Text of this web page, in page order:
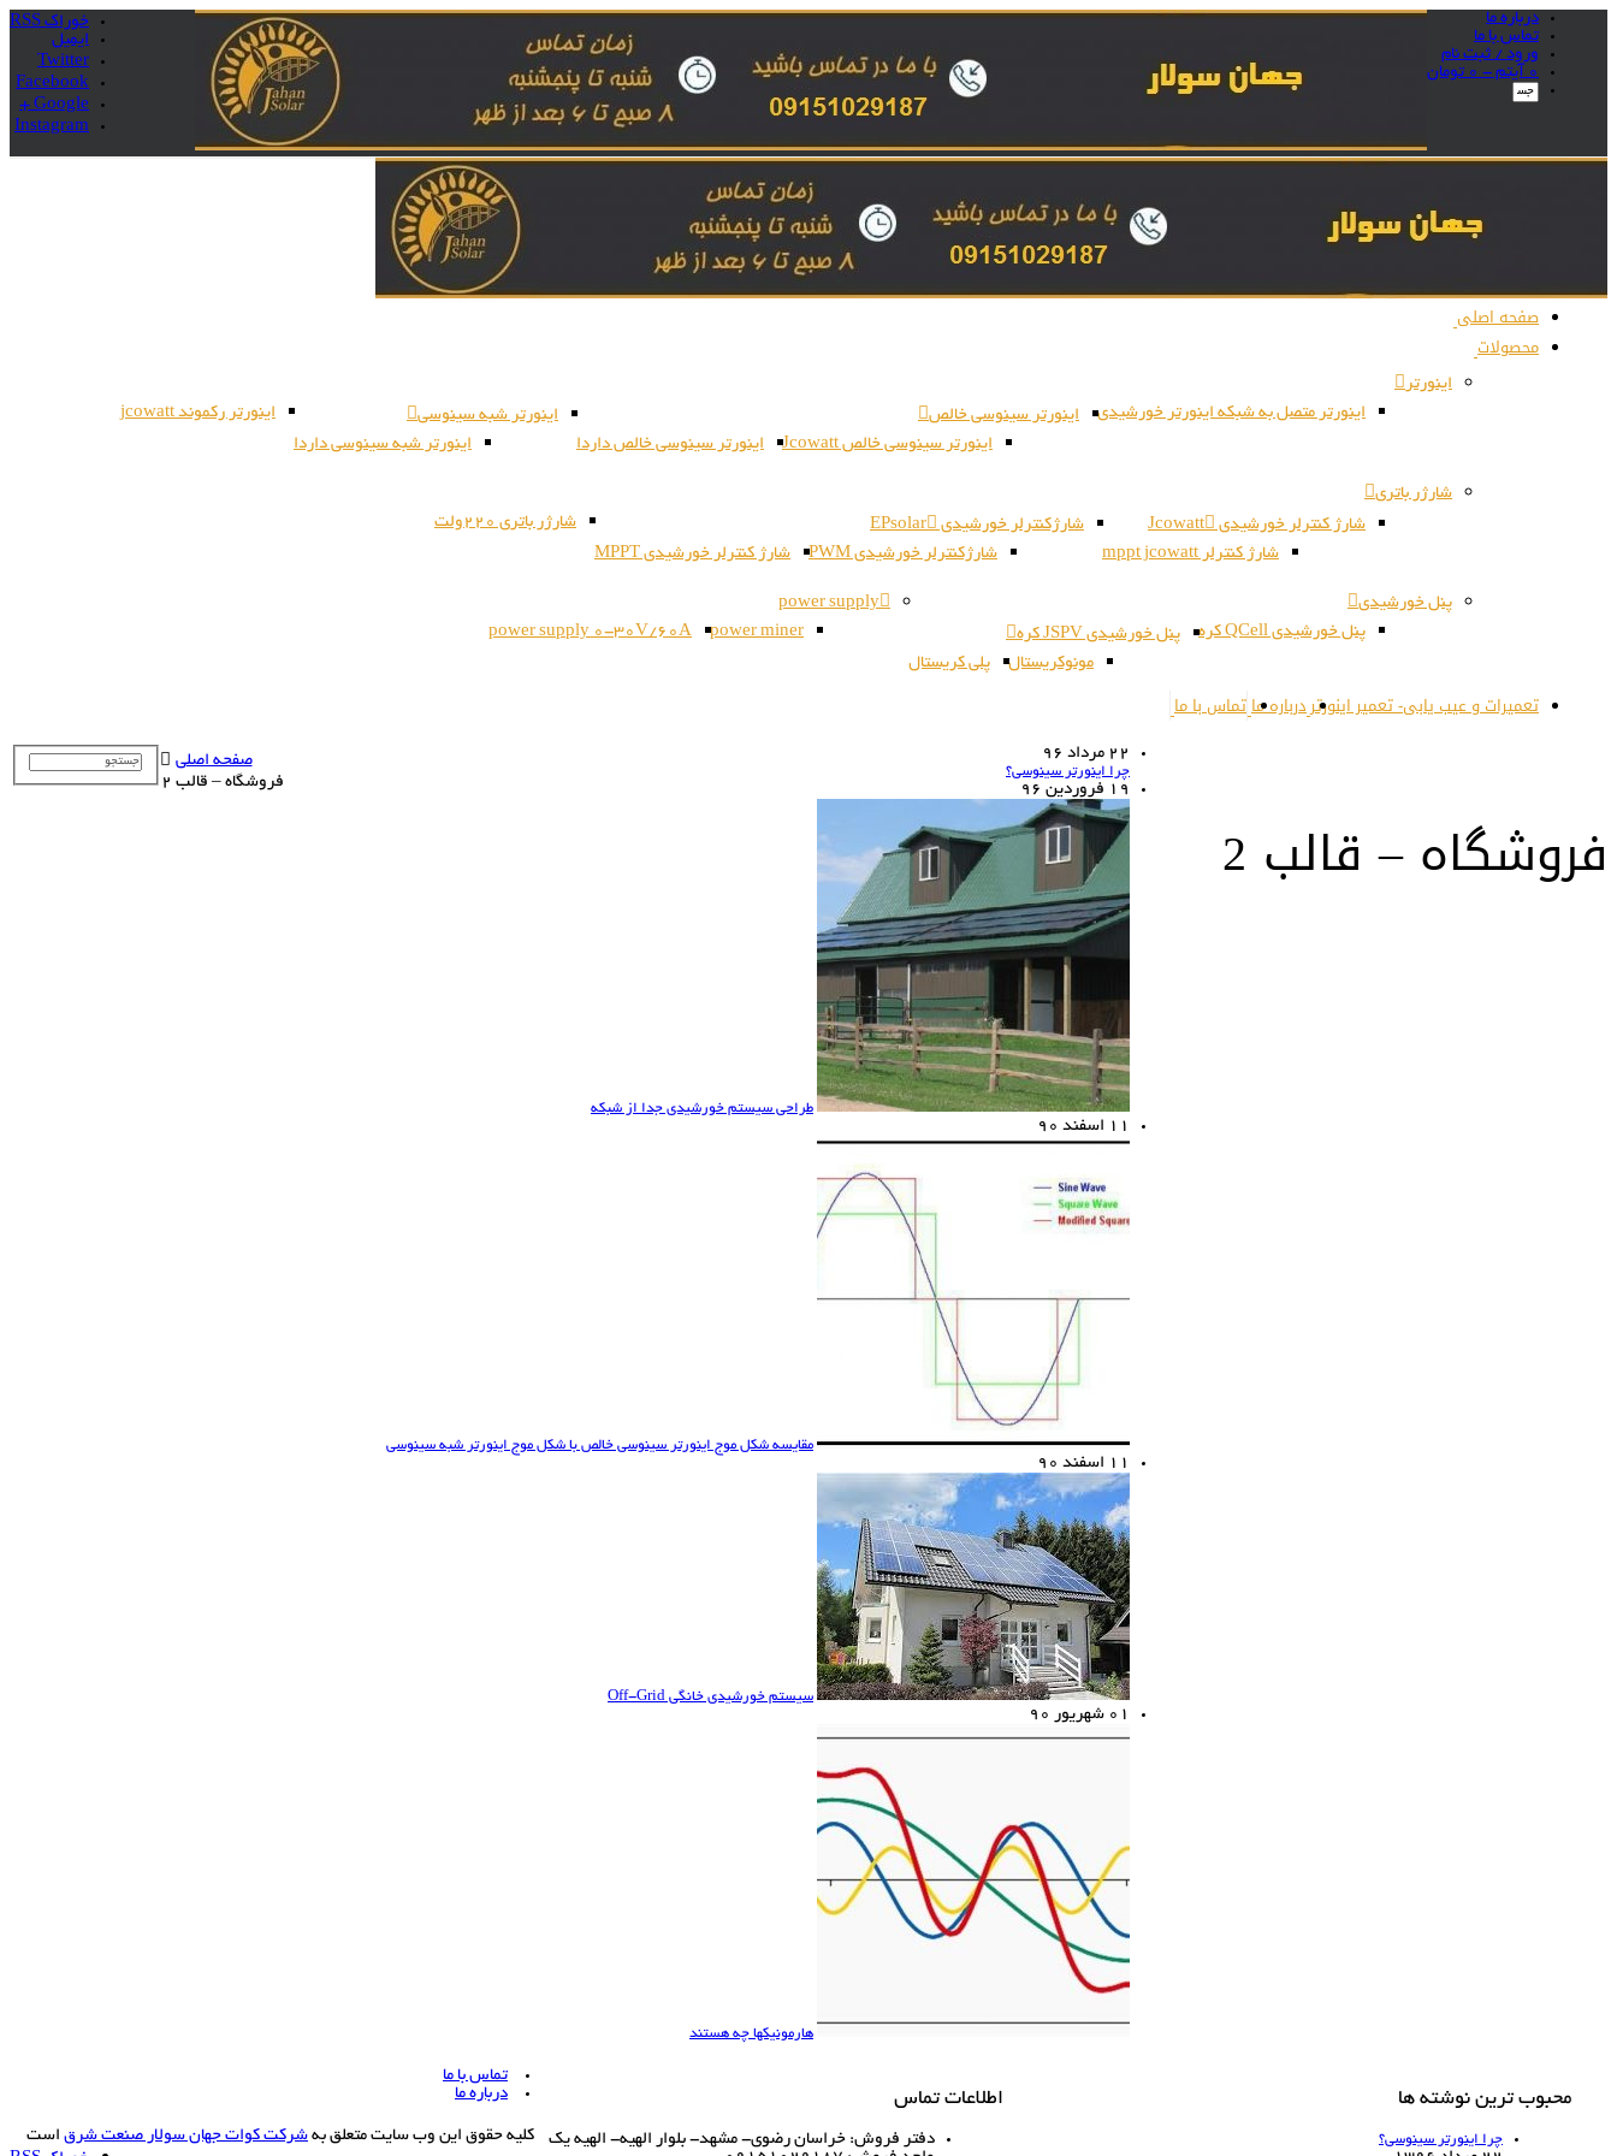
درباره ما
تماس با ما
ورود / ثبت نام
0 آیتم -
0 تومان
خوراک RSS
ایمیل
Twitter
Facebook
Google +
Instagram
صفحه اصلی
محصولات
اینورتر
اینورتر متصل به شبکه اینورتر خورشیدی
اینورتر سینوسی خالص
اینورتر سینوسی خالص Jcowatt
اینورتر سینوسی خالص داردا
اینورتر شبه سینوسی
اینورتر شبه سینوسی داردا
اینورتر رکموند jcowatt
شارژر باتری
شارژ کنترلر خورشیدی Jcowatt
شارژ کنترلر mppt jcowatt
شارژکنترلر خورشیدی EPsolar
شارژکنترلر خورشیدی PWM
شارژ کنترلر خورشیدی MPPT
شارژر باتری 220ولت
پنل خورشیدی
پنل خورشیدی QCell کره
پنل خورشیدی JSPV کره
مونوکریستال
پلی کریستال
power supply
power miner
power supply 0-30V/60A
تعمیرات و عیب یابی- تعمیر اینورتردرباره ماتماس با ما
فروشگاه – قالب 2
صفحه اصلی
فروشگاه – قالب 2
22 مرداد 96
چرا اینورتر سینوسی؟
19 فروردین 96
طراحی سیستم خورشیدی جدا از شبکه
11 اسفند 90
مقایسه شکل موج اینورتر سینوسی خالص با شکل موج اینورتر شبه سینوسی
11 اسفند 90
سیستم خورشیدی خانگی Off-Grid
01 شهریور 90
هارمونیکها چه هستند
محبوب ترین نوشته ها
چرا اینورتر سینوسی؟
اطلاعات تماس
دفتر فروش: خراسان رضوی- مشهد- بلوار الهیه- الهیه یک
تماس با ما
درباره ما
کلیه حقوق این وب سایت متعلق به شرکت کوات جهان سولار صنعت شرق است